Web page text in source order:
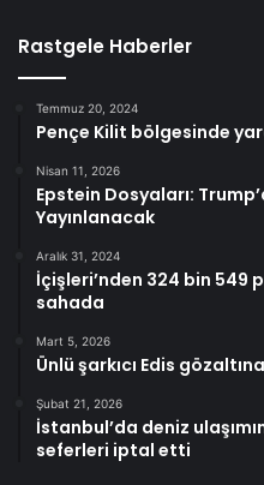
Rastgele Haberler
Temmuz 20, 2024
Pençe Kilit bölgesinde
Nisan 11, 2026
Epstein Dosyaları:
Yayınlanacak
Aralık 31, 2024
İçişleri’nden 324 bin 549
sahada
Mart 5, 2026
Ünlü şarkıcı Edis
Şubat 21, 2026
İstanbul’da deniz
seferleri iptal etti